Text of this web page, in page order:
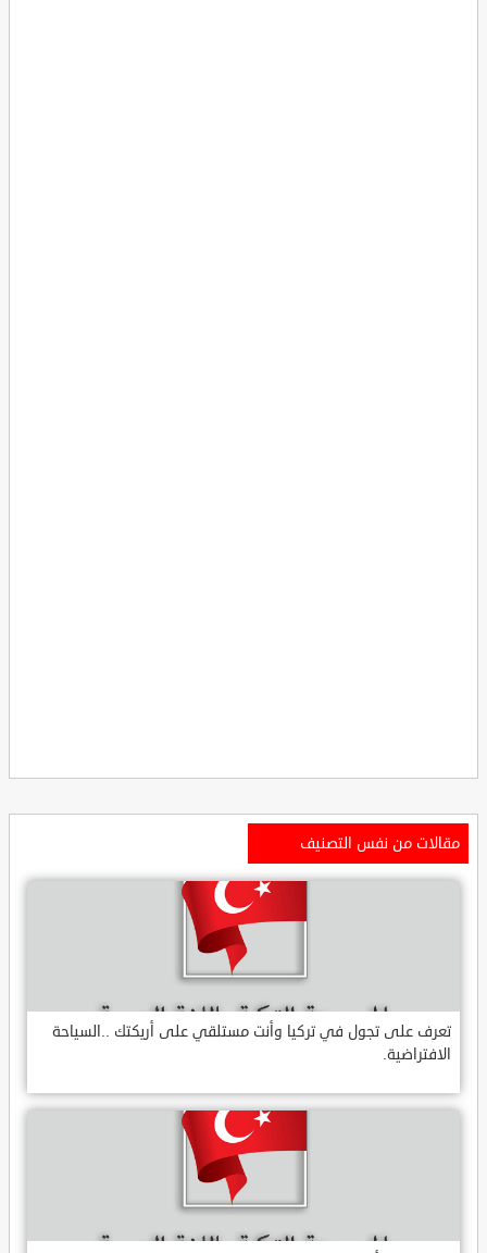
مقالات من نفس التصنيف
تعرف على تجول في تركيا وأنت مستلقي على أريكتك ..السياحة
الافتراضية.